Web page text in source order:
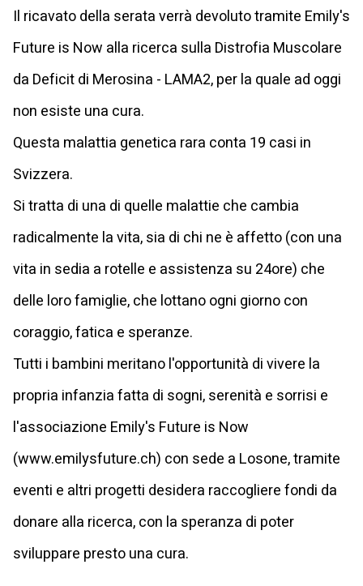
Il ricavato della serata verrà devoluto tramite Emily's
Future is Now alla ricerca sulla Distrofia Muscolare
da Deficit di Merosina - LAMA2, per la quale ad oggi
non esiste una cura.
Questa malattia genetica rara conta 19 casi in
Svizzera.
Si tratta di una di quelle malattie che cambia
radicalmente la vita, sia di chi ne è affetto (con una
vita in sedia a rotelle e assistenza su 24ore) che
delle loro famiglie, che lottano ogni giorno con
coraggio, fatica e speranze.
Tutti i bambini meritano l'opportunità di vivere la
propria infanzia fatta di sogni, serenità e sorrisi e
l'associazione Emily's Future is Now
(www.emilysfuture.ch) con sede a Losone, tramite
eventi e altri progetti desidera raccogliere fondi da
donare alla ricerca, con la speranza di poter
sviluppare presto una cura.